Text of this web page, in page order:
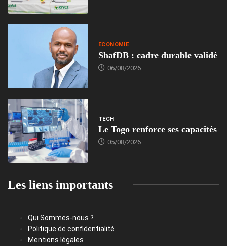
ECONOMIE
ShafDB : cadre durable validé
06/08/2026
TECH
Le Togo renforce ses capacités
05/08/2026
Les liens importants
Qui Sommes-nous ?
Politique de confidentialité
Mentions légales